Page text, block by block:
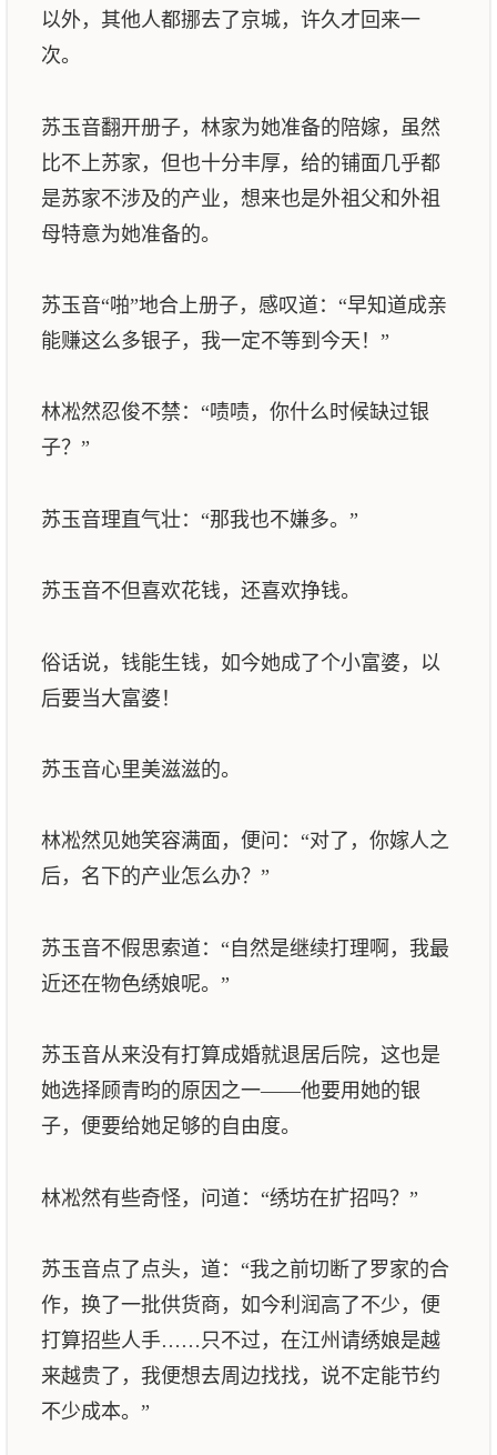
以外，其他人都挪去了京城，许久才回来一
次。
苏玉音翻开册子，林家为她准备的陪嫁，虽然
比不上苏家，但也十分丰厚，给的铺面几乎都
是苏家不涉及的产业，想来也是外祖父和外祖
母特意为她准备的。
苏玉音“啪”地合上册子，感叹道：“早知道成亲
能赚这么多银子，我一定不等到今天！”
林凇然忍俊不禁：“啧啧，你什么时候缺过银
子？”
苏玉音理直气壮：“那我也不嫌多。”
苏玉音不但喜欢花钱，还喜欢挣钱。
俗话说，钱能生钱，如今她成了个小富婆，以
后要当大富婆！
苏玉音心里美滋滋的。
林凇然见她笑容满面，便问：“对了，你嫁人之
后，名下的产业怎么办？”
苏玉音不假思索道：“自然是继续打理啊，我最
近还在物色绣娘呢。”
苏玉音从来没有打算成婚就退居后院，这也是
她选择顾青昀的原因之一——他要用她的银
子，便要给她足够的自由度。
林凇然有些奇怪，问道：“绣坊在扩招吗？”
苏玉音点了点头，道：“我之前切断了罗家的合
作，换了一批供货商，如今利润高了不少，便
打算招些人手……只不过，在江州请绣娘是越
来越贵了，我便想去周边找找，说不定能节约
不少成本。”